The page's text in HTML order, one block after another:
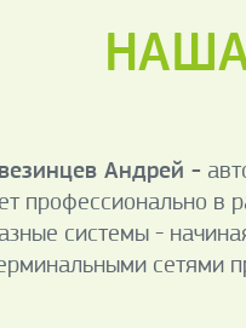
Андрей -
профессионально в
системы -
сетями